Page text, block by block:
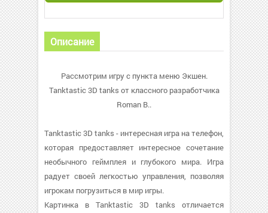
Описание
Рассмотрим игру с пункта меню Экшен.
Tanktastic 3D tanks от классного разработчика
Roman B..
Tanktastic 3D tanks - интересная игра на телефон,
которая предоставляет интересное сочетание
необычного геймплея и глубокого мира. Игра
радует своей легкостью управления, позволяя
игрокам погрузиться в мир игры.
Картинка в Tanktastic 3D tanks отличается